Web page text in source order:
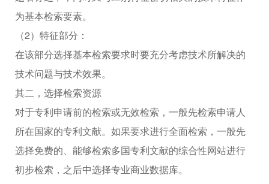
为基本检索要素。
（2）特征部分：
在该部分选择基本检索要求时要充分考虑技术所解决的
技术问题与技术效果。
其二，选择检索资源
对于专利申请前的检索或无效检索，一般先检索申请人
所在国家的专利文献。如果要求进行全面检索，一般先
选择免费的、能够检索多国专利文献的综合性网站进行
初步检索，之后中选择专业商业数据库。